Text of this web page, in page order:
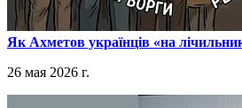
​Як Ахметов українців «на
26 мая 2026 г.